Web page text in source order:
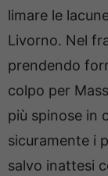
limare le
Livorno. Nel
prendendo
colpo per
più spinose in
sicuramente i
salvo inattesi